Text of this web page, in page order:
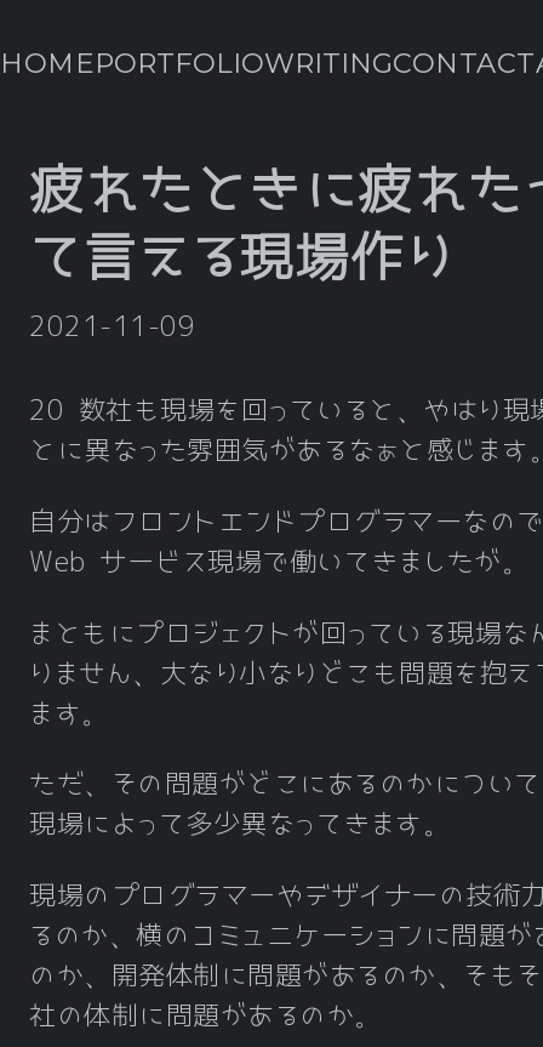
HOMEPORTFOLIOWRITINGCONTACT
疲れたときに疲れた
て言える現場作り
2021-11-09
20 数社も現場を回っていると、やはり現
とに異なった雰囲気があるなぁと感じます
自分はフロントエンドプログラマーなの
Web サービス現場で働いてきましたが。
まともにプロジェクトが回っている現場な
りません、大なり小なりどこも問題を抱え
ます。
ただ、その問題がどこにあるのかについ
現場によって多少異なってきます。
現場のプログラマーやデザイナーの技術
るのか、横のコミュニケーションに問題が
のか、開発体制に問題があるのか、そも
社の体制に問題があるのか。